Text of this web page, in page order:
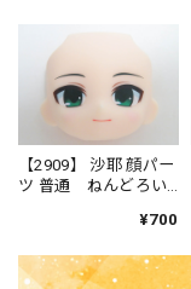
【2909】 沙耶 顔パー
ツ 普通 ねんどろい
¥700